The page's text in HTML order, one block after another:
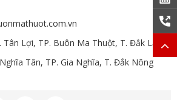
Lợi, TP. Buôn Ma Thuột, T. Đắk Lắk
Tân, TP. Gia Nghĩa, T. Đắk Nông